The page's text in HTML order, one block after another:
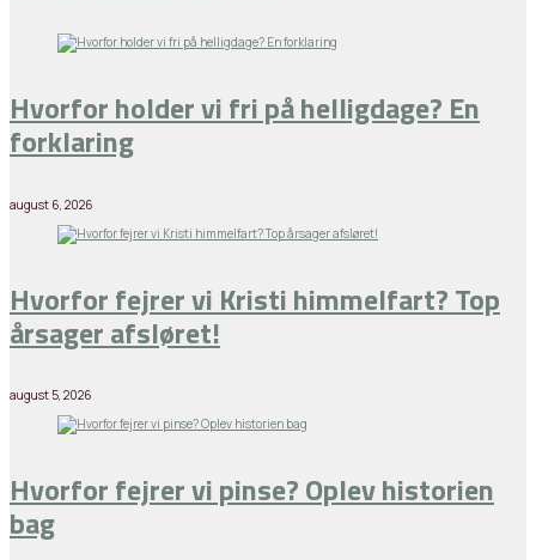
Hvorfor holder vi fri på helligdage? En
forklaring
august 6, 2026
Hvorfor fejrer vi Kristi himmelfart? Top
årsager afsløret!
august 5, 2026
Hvorfor fejrer vi pinse? Oplev historien
bag